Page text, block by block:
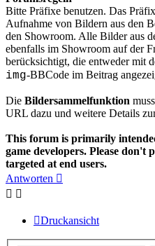
Bitte Präfixe benutzen. Das
Aufnahme von Bildern aus den
den Showroom. Alle Bilder aus
ebenfalls im Showroom auf der
berücksichtigt, die entweder mit
img-BBCode im Beitrag
Die Bildersammelfunktion
URL dazu und weitere Details
This forum is primarily
game developers. Please
targeted at end users.
Antworten
Druckansicht